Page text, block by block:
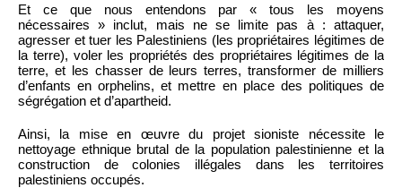
Et ce que nous entendons par « tous les moyens
nécessaires » inclut, mais ne se limite pas à : attaquer,
agresser et tuer les Palestiniens (les propriétaires légitimes de
la terre), voler les propriétés des propriétaires légitimes de la
terre, et les chasser de leurs terres, transformer de milliers
d’enfants en orphelins, et mettre en place des politiques de
ségrégation et d’apartheid.
Ainsi, la mise en œuvre du projet sioniste nécessite le
nettoyage ethnique brutal de la population palestinienne et la
construction de colonies illégales dans les territoires
palestiniens occupés.